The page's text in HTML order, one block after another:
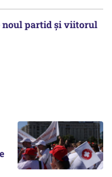
noul partid și viitorul